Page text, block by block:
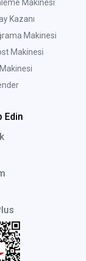
Makinesi
Kazanı
Makinesi
Makinesi
Edin